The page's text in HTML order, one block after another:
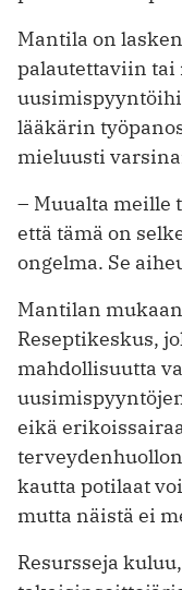
Mantila on
palautettaviin
lääkärin
mieluusti
– Muualta meille
että tämä on
ongelma. Se
Mantilan
Reseptikeskus,
mahdollisuutta
eikä
kautta potilaat
mutta näistä ei
Resursseja